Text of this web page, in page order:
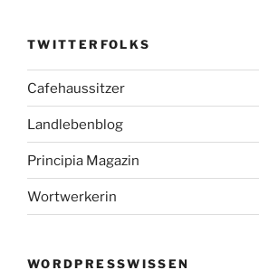
TWITTERFOLKS
Cafehaussitzer
Landlebenblog
Principia Magazin
Wortwerkerin
WORDPRESSWISSEN